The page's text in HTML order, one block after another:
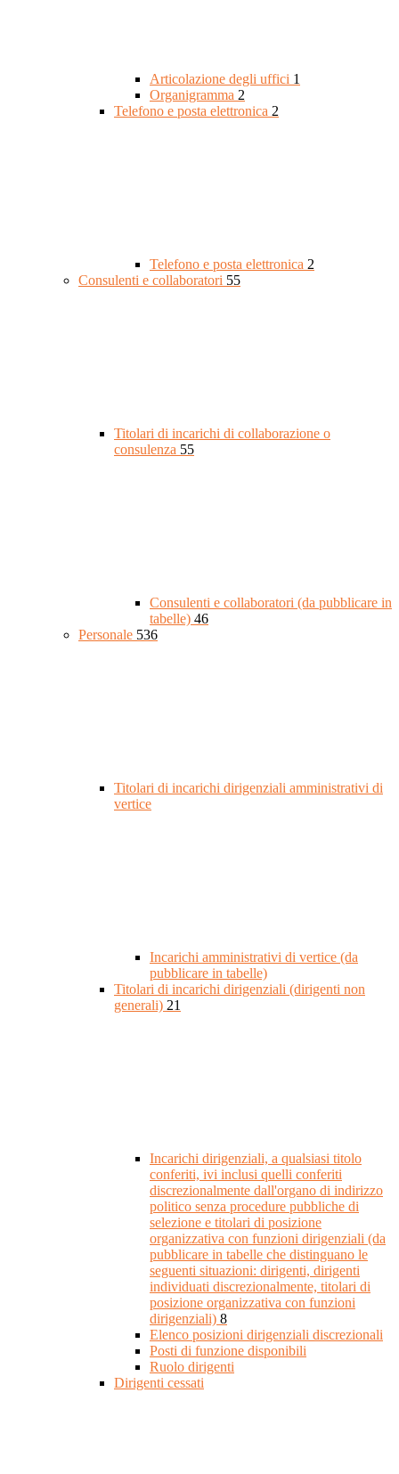
Articolazione degli uffici 1
Organigramma 2
Telefono e posta elettronica 2
Telefono e posta elettronica 2
Consulenti e collaboratori 55
Titolari di incarichi di collaborazione o
consulenza 55
Consulenti e collaboratori (da pubblicare in
tabelle) 46
Personale 536
Titolari di incarichi dirigenziali amministrativi di
vertice
Incarichi amministrativi di vertice (da
pubblicare in tabelle)
Titolari di incarichi dirigenziali (dirigenti non
generali) 21
Incarichi dirigenziali, a qualsiasi titolo
conferiti, ivi inclusi quelli conferiti
discrezionalmente dall'organo di indirizzo
politico senza procedure pubbliche di
selezione e titolari di posizione
organizzativa con funzioni dirigenziali (da
pubblicare in tabelle che distinguano le
seguenti situazioni: dirigenti, dirigenti
individuati discrezionalmente, titolari di
posizione organizzativa con funzioni
dirigenziali) 8
Elenco posizioni dirigenziali discrezionali
Posti di funzione disponibili
Ruolo dirigenti
Dirigenti cessati